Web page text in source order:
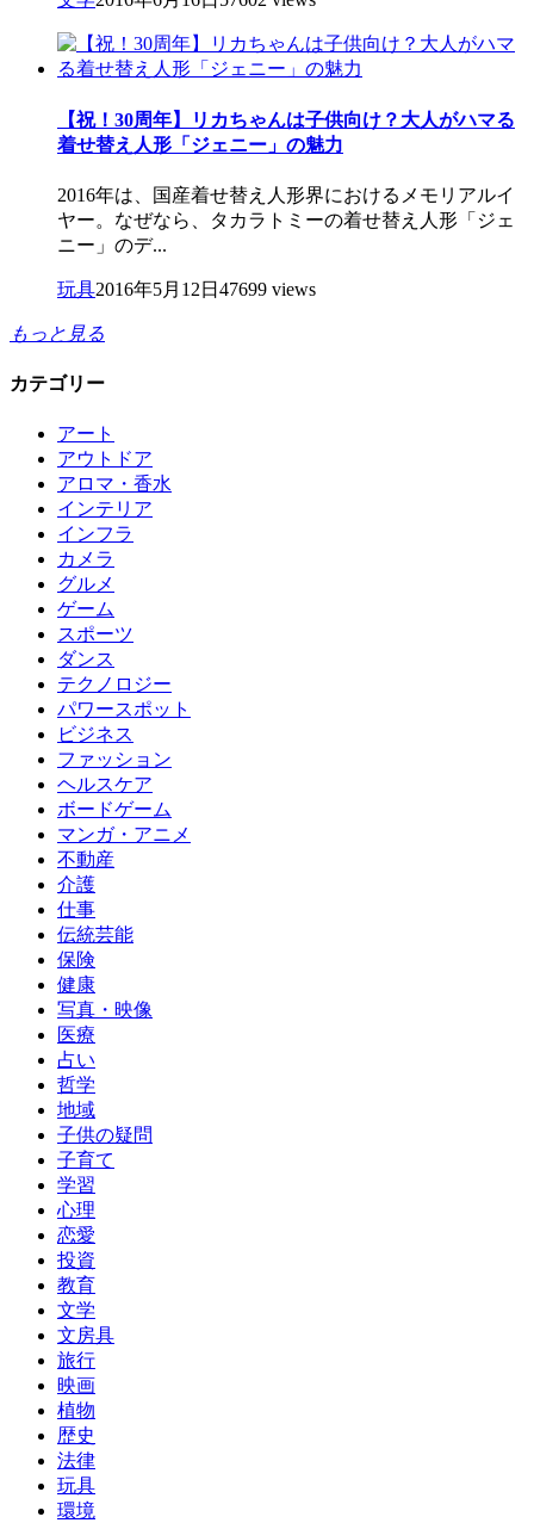
【祝！30周年】リカちゃんは子供向け？大人がハマる
着せ替え人形「ジェニー」の魅力
2016年は、国産着せ替え人形界におけるメモリアルイ
ヤー。なぜなら、タカラトミーの着せ替え人形「ジェ
ニー」のデ...
玩具2016年5月12日 47699 views
もっと見る
カテゴリー
アート
アウトドア
アロマ・香水
インテリア
インフラ
カメラ
グルメ
ゲーム
スポーツ
ダンス
テクノロジー
パワースポット
ビジネス
ファッション
ヘルスケア
ボードゲーム
マンガ・アニメ
不動産
介護
仕事
伝統芸能
保険
健康
写真・映像
医療
占い
哲学
地域
子供の疑問
子育て
学習
心理
恋愛
投資
教育
文学
文房具
旅行
映画
植物
歴史
法律
玩具
環境